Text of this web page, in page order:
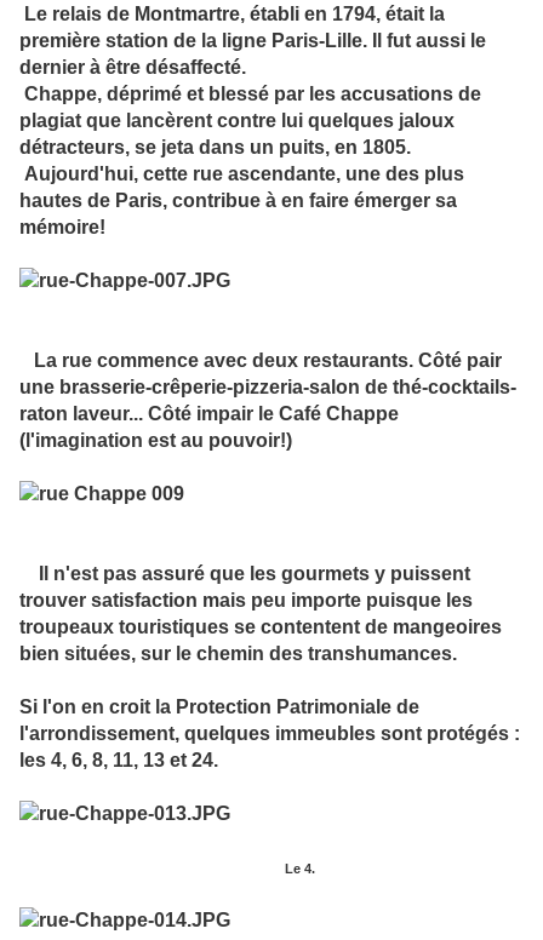
Le relais de Montmartre, établi en 1794, était la
première station de la ligne Paris-Lille. Il fut aussi le
dernier à être désaffecté.
Chappe, déprimé et blessé par les accusations de
plagiat que lancèrent contre lui quelques jaloux
détracteurs, se jeta dans un puits, en 1805.
Aujourd'hui, cette rue ascendante, une des plus
hautes de Paris, contribue à en faire émerger sa
mémoire!
La rue commence avec deux restaurants. Côté pair
une brasserie-crêperie-pizzeria-salon de thé-cocktails-
raton laveur... Côté impair le Café Chappe
(l'imagination est au pouvoir!)
Il n'est pas assuré que les gourmets y puissent
trouver satisfaction mais peu importe puisque les
troupeaux touristiques se contentent de mangeoires
bien situées, sur le chemin des transhumances.
Si l'on en croit la Protection Patrimoniale de
l'arrondissement, quelques immeubles sont protégés :
les 4, 6, 8, 11, 13 et 24.
Le 4.